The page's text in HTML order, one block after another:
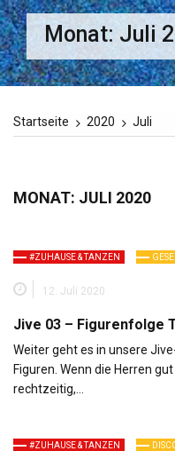
Monat: Juli
Startseite 2020 Juli
MONAT: JULI 2020
#ZUHAUSE & TANZEN
12. Juli 2020
Jive 03 – Figurenfolge
Weiter geht es in unsere
Figuren. Wenn die Herren
rechtzeitig,…
#ZUHAUSE & TANZEN